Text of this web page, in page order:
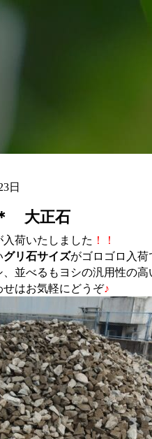
日
大正石
荷いたしました ！！
グリ石サイズがゴロゴロ入荷
、並べるもヨシの汎用性の高
せはお気軽にどうぞ♪